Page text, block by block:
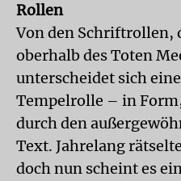
Rollen
Von den Schriftrollen,
oberhalb des Toten
unterscheidet sich
Tempelrolle – in
durch den
Text. Jahrelang
doch nun scheint es